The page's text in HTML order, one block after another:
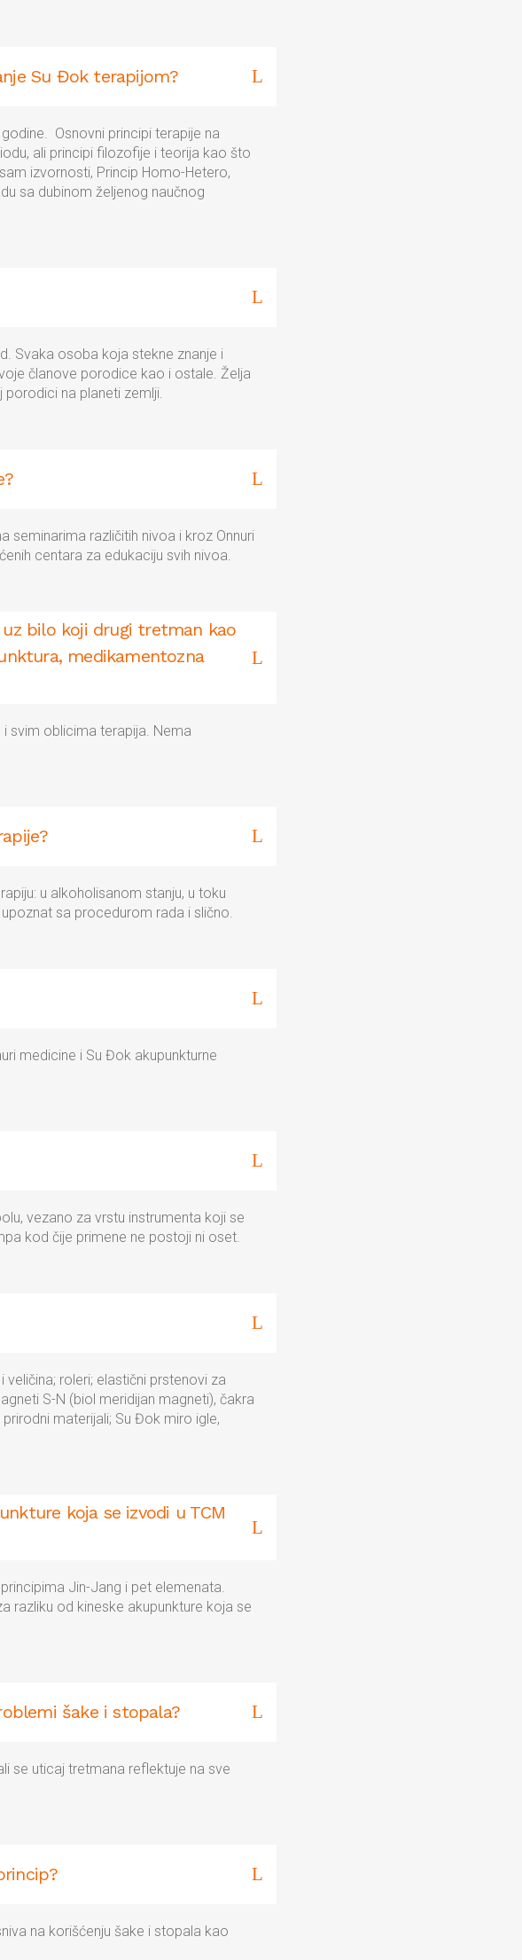
Su Đok terapijom?
Osnovni principi terapije na
ali principi filozofije i teorija kao što
izvornosti, Princip Homo-Hetero,
sa dubinom željenog naučnog
Svaka osoba koja stekne znanje i
članove porodice kao i ostale. Želja
na planeti zemlji.
seminarima različitih nivoa i kroz Onnuri
centara za edukaciju svih nivoa.
bilo koji drugi tretman kao
medikamentozna
svim oblicima terapija. Nema
u alkoholisanom stanju, u toku
sa procedurom rada i slično.
medicine i Su Đok akupunkturne
vezano za vrstu instrumenta koji se
kod čije primene ne postoji ni oset.
roleri; elastični prstenovi za
S-N (biol meridijan magneti), čakra
materijali; Su Đok miro igle,
koja se izvodi u TCM
Jin-Jang i pet elemenata.
razliku od kineske akupunkture koja se
šake i stopala?
se uticaj tretmana reflektuje na sve
na korišćenju šake i stopala kao